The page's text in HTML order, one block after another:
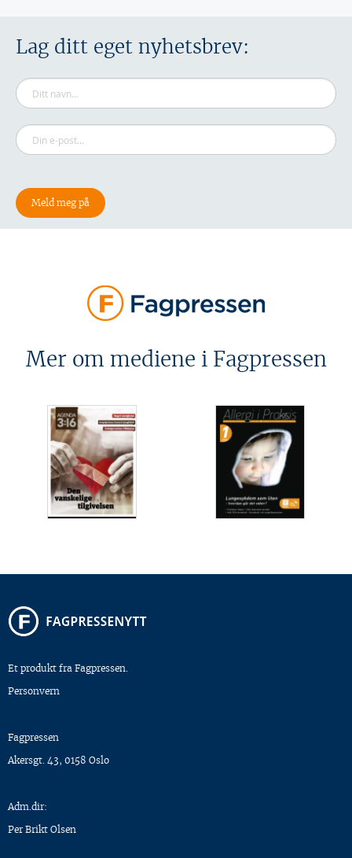
Lag ditt eget nyhetsbrev:
Mer om mediene i Fagpressen
Et produkt fra Fagpressen.
Personvern
Fagpressen
Akersgt. 43, 0158 Oslo
Adm.dir:
Per Brikt Olsen